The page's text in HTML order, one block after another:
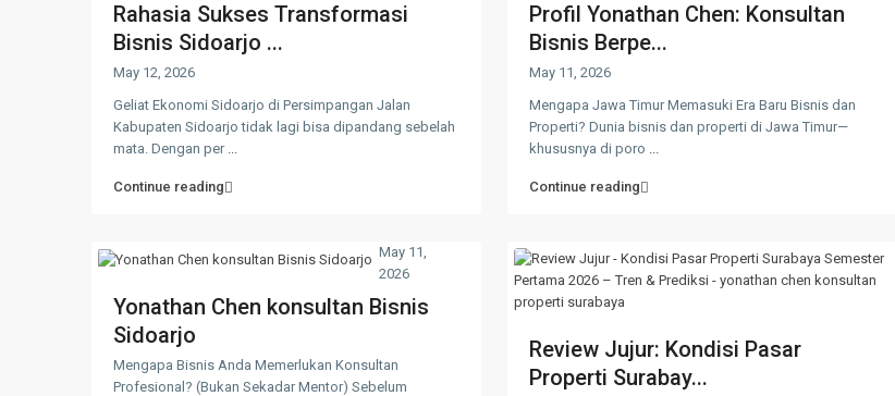
Rahasia Sukses Transformasi
Bisnis Sidoarjo ...
May 12, 2026
Geliat Ekonomi Sidoarjo di Persimpangan Jalan
Kabupaten Sidoarjo tidak lagi bisa dipandang sebelah
mata. Dengan per ...
Continue reading
Profil Yonathan Chen: Konsultan
Bisnis Berpe...
May 11, 2026
Mengapa Jawa Timur Memasuki Era Baru Bisnis dan
Properti? Dunia bisnis dan properti di Jawa Timur—
khususnya di poro ...
Continue reading
Yonathan Chen konsultan Bisnis
Sidoarjo
May 11,
2026
Mengapa Bisnis Anda Memerlukan Konsultan
Profesional? (Bukan Sekadar Mentor) Sebelum
Review Jujur: Kondisi Pasar
Properti Surabay...